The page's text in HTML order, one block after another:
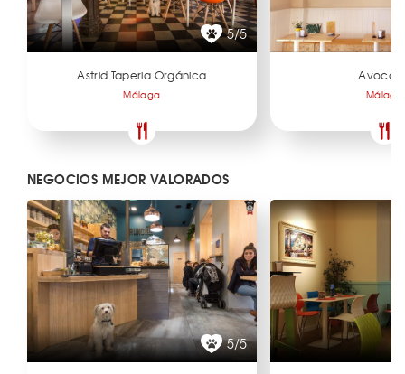
5/5
Astrid Taperia Orgánica
Málaga Málaga
NEGOCIOS MEJOR VALORADOS
5/5